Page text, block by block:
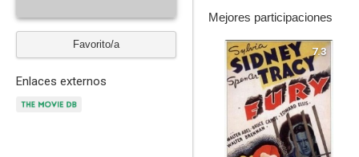
Favorito/a
Enlaces externos
Mejores participaciones
7.3